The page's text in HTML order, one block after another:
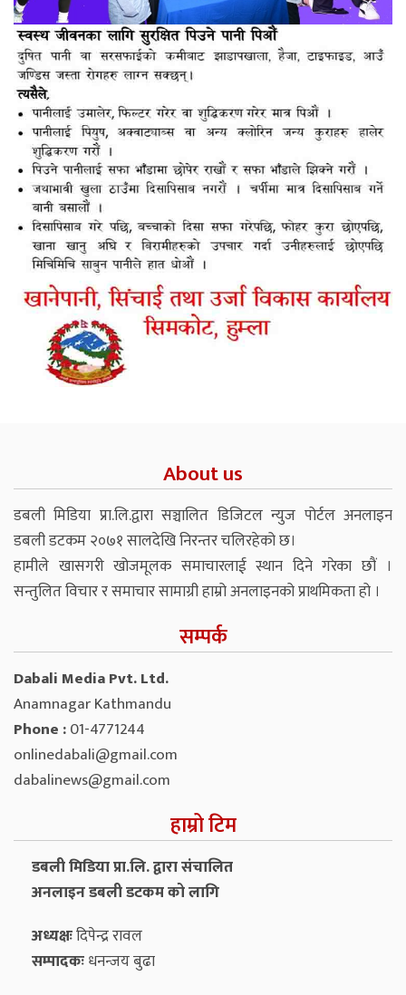
About us
डबली मिडिया प्रा.लि.द्वारा सञ्चालित डिजिटल न्युज पोर्टल अनलाइन
डबली डटकम २०७१ सालदेखि निरन्तर चलिरहेको छ।
हामीले खासगरी खोजमूलक समाचारलाई स्थान दिने गरेका छौं ।
सन्तुलित विचार र समाचार सामाग्री हाम्रो अनलाइनको प्राथमिकता हो ।
सम्पर्क
Dabali Media Pvt. Ltd.
Anamnagar Kathmandu
Phone :01-4771244
onlinedabali@gmail.com
dabalinews@gmail.com
हाम्रो टिम
डबली मिडिया प्रा.लि. द्वारा संचालित
अनलाइन डबली डटकम को लागि
अध्यक्षःदिपेन्द्र रावल
सम्पादकःधनन्‍जय बुढा